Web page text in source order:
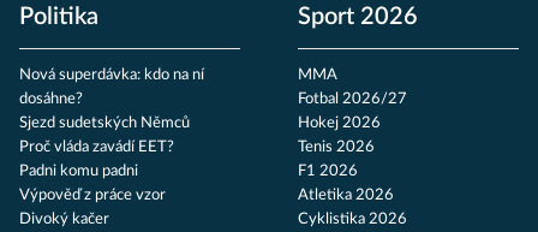
Politika
Nová superdávka: kdo na ní
dosáhne?
Sjezd sudetských Němců
Proč vláda zavádí EET?
Padni komu padni
Výpověď z práce vzor
Divoký kačer
Sport 2026
MMA
Fotbal 2026/27
Hokej 2026
Tenis 2026
F1 2026
Atletika 2026
Cyklistika 2026